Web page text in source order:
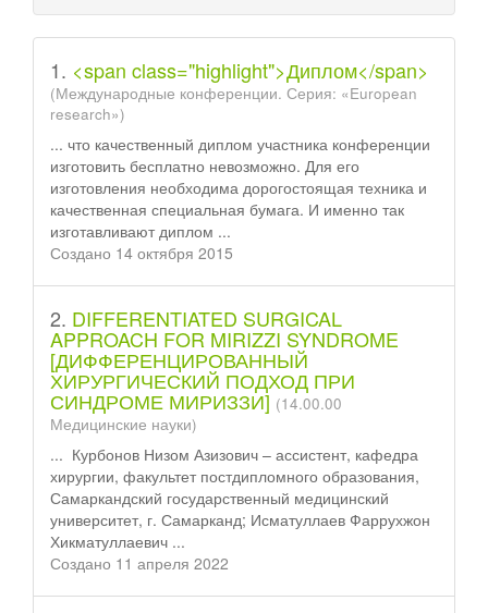
1. <span class="highlight">Диплом</span>
(Международные конференции. Серия: «European
research»)
... что качественный диплом участника конференции
изготовить бесплатно невозможно. Для его
изготовления необходима дорогостоящая техника и
качественная специальная бумага. И именно так
изготавливают диплом ...
Создано 14 октября 2015
2. DIFFERENTIATED SURGICAL
APPROACH FOR MIRIZZI SYNDROME
[ДИФФЕРЕНЦИРОВАННЫЙ
ХИРУРГИЧЕСКИЙ ПОДХОД ПРИ
СИНДРОМЕ МИРИЗЗИ] (14.00.00
Медицинские науки)
... Курбонов Низом Азизович – ассистент, кафедра
хирургии, факультет постдипломного образования,
Самаркандский государственный медицинский
университет, г. Самарканд; Исматуллаев Фаррухжон
Хикматуллаевич ...
Создано 11 апреля 2022